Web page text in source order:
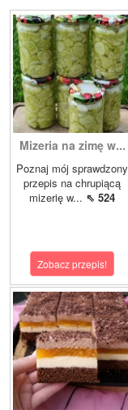
Mizeria na zimę w...
Poznaj mój sprawdzony
przepis na chrupiącą
mizerię w... ⇖ 524
Zobacz przepis!